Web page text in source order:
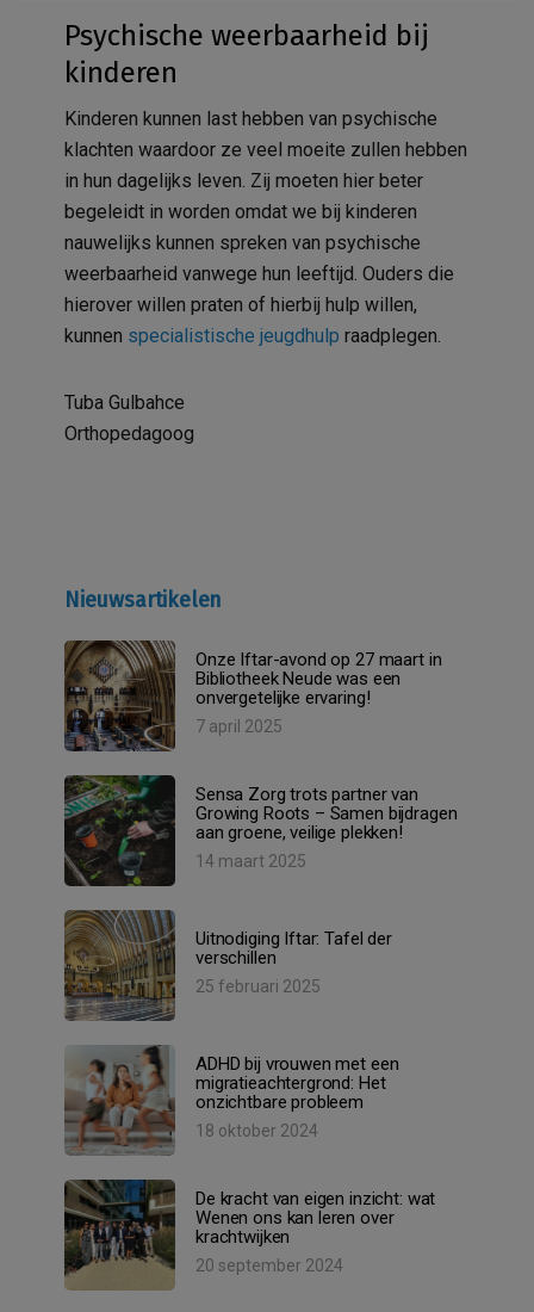
Psychische weerbaarheid bij
kinderen
Kinderen kunnen last hebben van psychische
klachten waardoor ze veel moeite zullen hebben
in hun dagelijks leven. Zij moeten hier beter
begeleidt in worden omdat we bij kinderen
nauwelijks kunnen spreken van psychische
weerbaarheid vanwege hun leeftijd. Ouders die
hierover willen praten of hierbij hulp willen,
kunnen specialistische jeugdhulp raadplegen.
Tuba Gulbahce
Orthopedagoog
Nieuwsartikelen
Onze Iftar-avond op 27 maart in
Bibliotheek Neude was een
onvergetelijke ervaring!
7 april 2025
Sensa Zorg trots partner van
Growing Roots – Samen bijdragen
aan groene, veilige plekken!
14 maart 2025
Uitnodiging Iftar: Tafel der
verschillen
25 februari 2025
ADHD bij vrouwen met een
migratieachtergrond: Het
onzichtbare probleem
18 oktober 2024
De kracht van eigen inzicht: wat
Wenen ons kan leren over
krachtwijken
20 september 2024